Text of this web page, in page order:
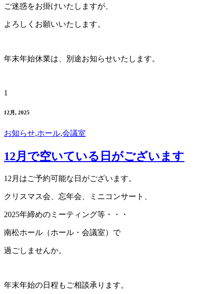
ご迷惑をお掛けいたしますが、
よろしくお願いいたします。
年末年始休業は、別途お知らせいたします。
1
12月, 2025
お知らせ,ホール,会議室
12月で空いている日がございます
12月はご予約可能な日がございます。
クリスマス会、忘年会、ミニコンサート、
2025年締めのミーティング等・・・
南松ホール（ホール・会議室）で
過ごしませんか。
年末年始の日程もご相談承ります。